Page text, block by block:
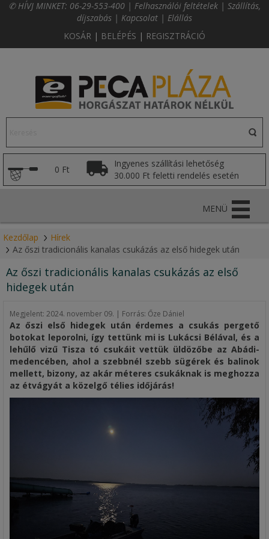
✆ HÍVJ MINKET: 06-29-553-400 | Felhasználói feltételek | Szállítás,
díjszabás | Kapcsolat | Elállás
KOSÁR | BELÉPÉS | REGISZTRÁCIÓ
0 Ft
Ingyenes szállítási lehetőség
30.000 Ft feletti rendelés esetén
MENÜ
Kezdőlap
Hírek
Az őszi tradicionális kanalas csukázás az első hidegek után
Az őszi tradicionális kanalas csukázás az első
hidegek után
Megjelent: 2024. november 09. | Forrás: Őze Dániel
Az őszi első hidegek után érdemes a csukás pergető
botokat leporolni, így tettünk mi is Lukácsi Bélával, és a
lehűlő vizű Tisza tó csukáit vettük üldözőbe az Abádi-
medencében, ahol a szebbnél szebb sügérek és balinok
mellett, bizony, az akár méteres csukáknak is meghozza
az étvágyát a közelgő télies időjárás!